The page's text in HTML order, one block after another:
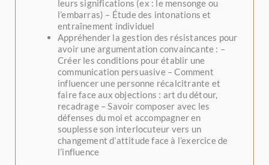
leurs significations (ex : le mensonge ou
l’embarras) – Étude des intonations et
entraînement individuel
Appréhender la gestion des résistances pour
avoir une argumentation convaincante : –
Créer les conditions pour établir une
communication persuasive – Comment
influencer une personne récalcitrante et
faire face aux objections : art du détour,
recadrage – Savoir composer avec les
défenses du moi et accompagner en
souplesse son interlocuteur vers un
changement d’attitude face à l’exercice de
l’influence